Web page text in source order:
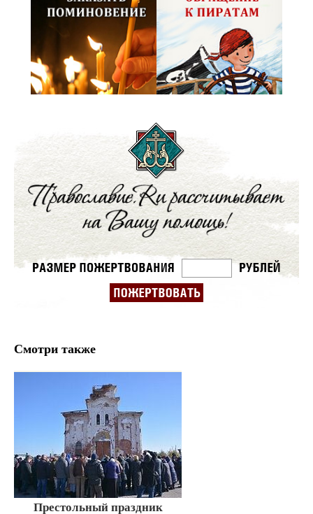
Смотри также
Престольный праздник